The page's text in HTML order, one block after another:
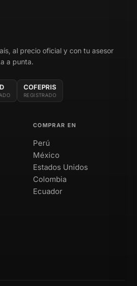
al precio oficial y con tu asesor
a punta.
COFEPRIS
REGISTRADO
COMPRAR EN
Perú
México
Estados Unidos
Colombia
Ecuador